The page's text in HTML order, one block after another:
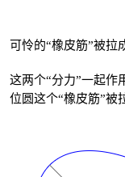
可怜的“橡皮筋”被拉
这两个“分力”一起作
位圆这个“橡皮筋”被